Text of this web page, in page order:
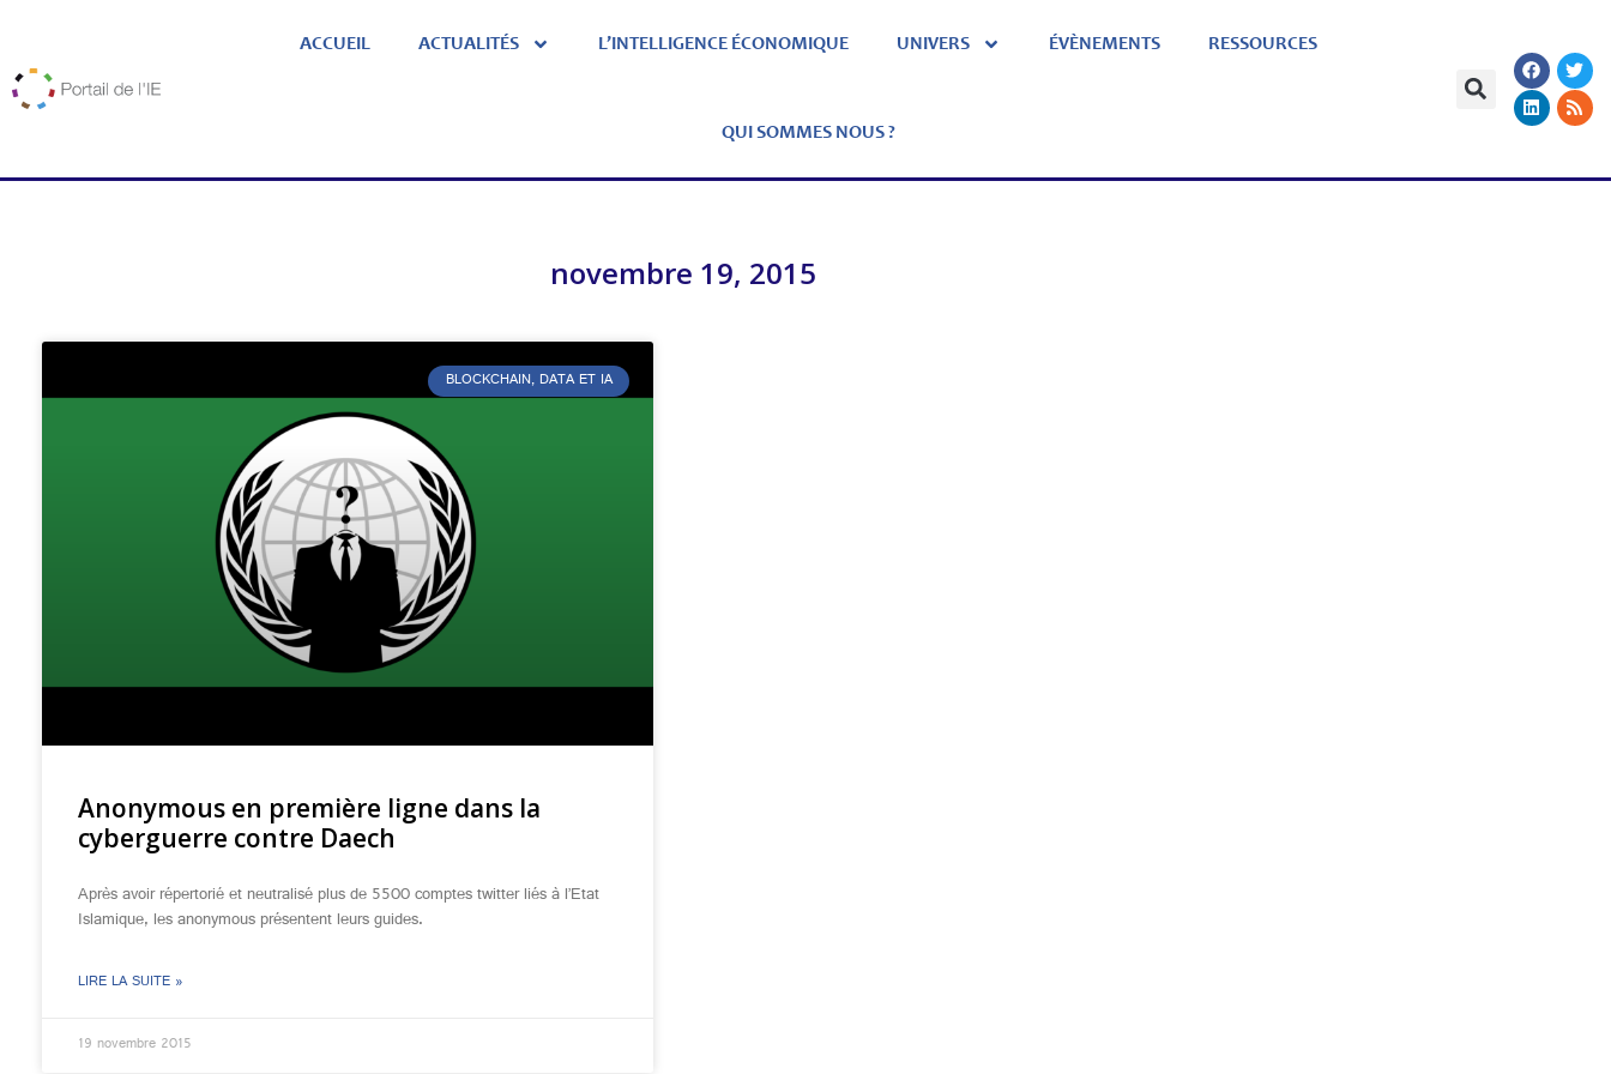
ACCUEIL ACTUALITÉS L’INTELLIGENCE ÉCONOMIQUE UNIVERS ÉVÈNEMENTS RESSOURCES
QUI SOMMES NOUS ?
novembre 19, 2015
BLOCKCHAIN, DATA ET IA
Anonymous en première ligne dans la
cyberguerre contre Daech
Après avoir répertorié et neutralisé plus de 5500 comptes twitter liés à l’Etat
Islamique, les anonymous présentent leurs guides.
LIRE LA SUITE »
19 novembre 2015